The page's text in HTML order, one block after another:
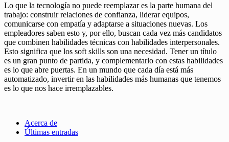
Lo que la tecnología no puede reemplazar es la parte humana del
trabajo: construir relaciones de confianza, liderar equipos,
comunicarse con empatía y adaptarse a situaciones nuevas. Los
empleadores saben esto y, por ello, buscan cada vez más candidatos
que combinen habilidades técnicas con habilidades interpersonales.
Esto significa que los soft skills son una necesidad. Tener un título
es un gran punto de partida, y complementarlo con estas habilidades
es lo que abre puertas. En un mundo que cada día está más
automatizado, invertir en las habilidades más humanas que tenemos
es lo que nos hace irremplazables.
Acerca de
Últimas entradas